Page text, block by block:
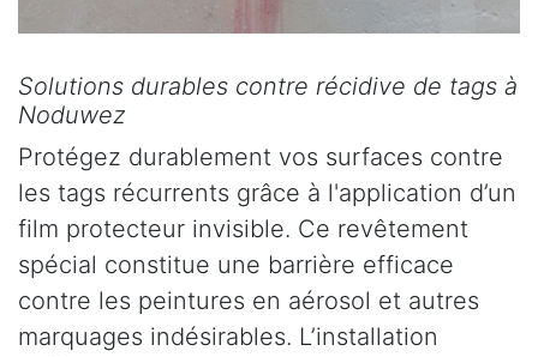
Solutions durables contre récidive de tags à
Noduwez
Protégez durablement vos surfaces contre
les tags récurrents grâce à l'application d’un
film protecteur invisible. Ce revêtement
spécial constitue une barrière efficace
contre les peintures en aérosol et autres
marquages indésirables. L’installation